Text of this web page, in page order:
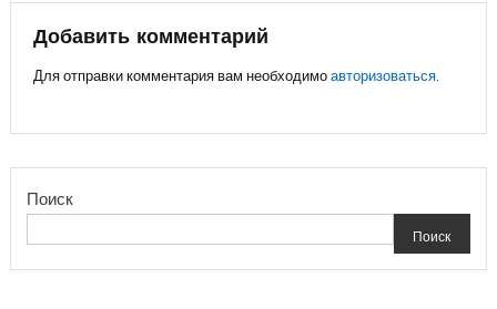
записям
Добавить комментарий
Для отправки комментария вам необходимоавторизоваться.
Поиск
Поиск